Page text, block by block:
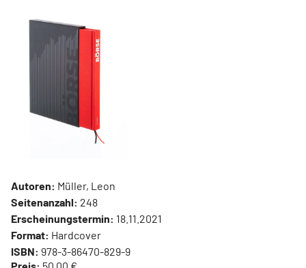
Autoren: Müller, Leon
Seitenanzahl: 248
Erscheinungstermin: 18.11.2021
Format: Hardcover
ISBN: 978-3-86470-829-9